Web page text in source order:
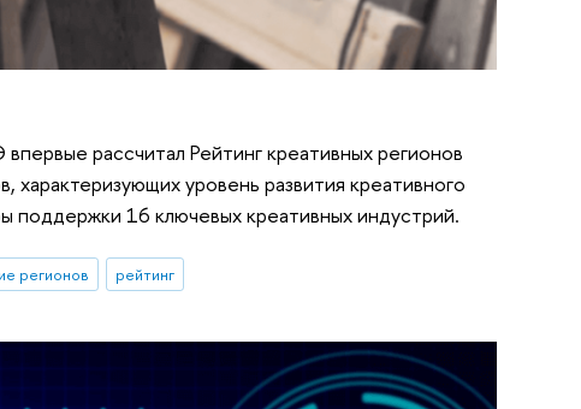
рассчитал Рейтинг креативных регионов
уровень развития креативного
поддержки 16 ключевых креативных индустрий.
регионов рейтинг